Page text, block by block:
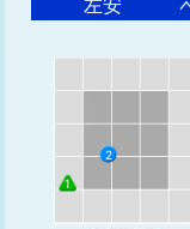
左安
1
2